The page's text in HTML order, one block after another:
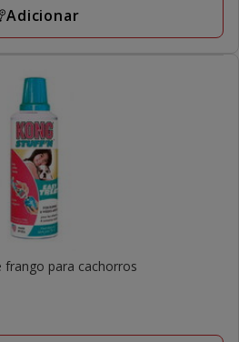
Adicionar
frango para cachorros